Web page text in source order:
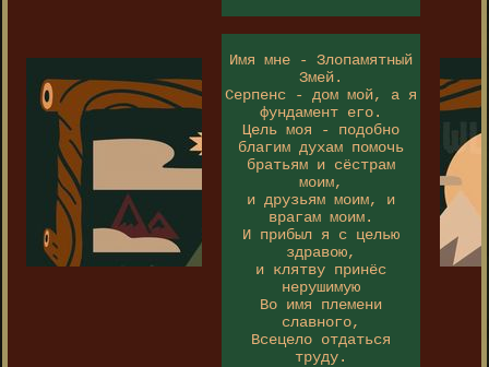
Имя мне - Злопамятный
Змей.
Серпенс - дом мой, а я
фундамент его.
Цель моя - подобно
благим духам помочь
братьям и сёстрам
моим,
и друзьям моим, и
врагам моим.
И прибыл я с целью
здравою,
и клятву принёс
нерушимую
Во имя племени
славного,
Всецело отдаться
труду.